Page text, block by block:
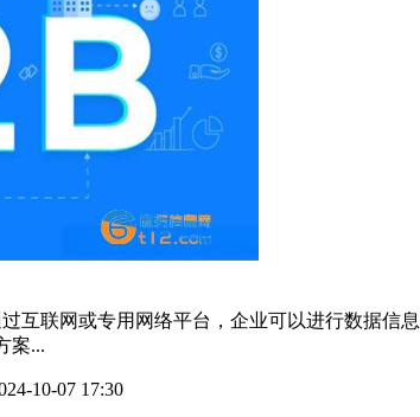
互联网或专用网络平台，企业可以进行数据
案...
10-07 17:30